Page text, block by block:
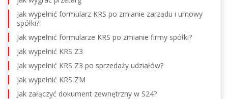
Jak wypełnić formularz KRS po zmianie zarządu i umowy
spółki?
Jak wypełnić formularze KRS po zmianie firmy spółki?
jak wypełnić KRS Z3
jak wypełnić KRS Z3 po sprzedaży udziałów?
jak wypełnić KRS ZM
Jak załączyć dokument zewnętrzny w S24?